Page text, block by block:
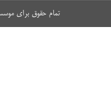
تمام حقوق برای